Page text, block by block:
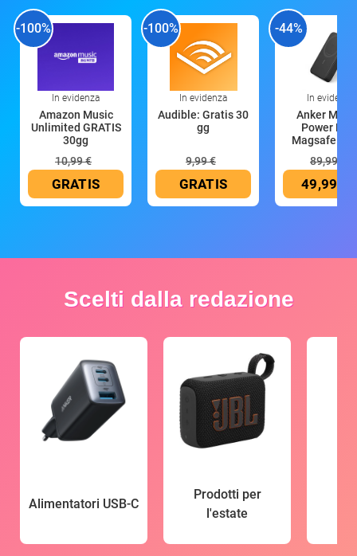
-100%
In evidenza
Amazon Music
Unlimited GRATIS
30gg
10,99 €
GRATIS
-100%
In evidenza
Audible: Gratis 30
gg
9,99 €
GRATIS
-44%
In evidenza
Anker
Power
Magsafe
89,99 €
49,99 €
Scelti dalla redazione
Alimentatori USB-C
Prodotti per
l'estate